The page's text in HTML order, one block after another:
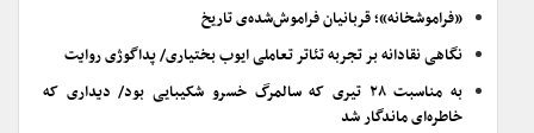
«فراموشخانه»؛ قربانیان فراموش‌شده‌ی تاریخ
نگاهی نقادانه بر تجربه تئاتر تعاملی ایوب بختیاری/ پداگوژی روایت
به مناسبت ۲۸ تیری که سالمرگ خسرو شکیبایی بود/ دیداری که
خاطره‌ای ماندگار شد